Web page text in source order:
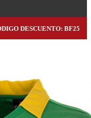
DESCUENTO: BF25